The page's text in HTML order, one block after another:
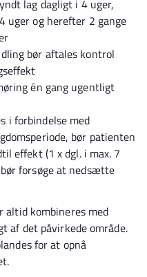
lag dagligt i 4 uger,
uger og herefter 2 gange
bør aftales kontrol
én gang ugentligt
i forbindelse med
bør patienten
effekt (1 x dgl. i max. 7
forsøge at nedsætte
altid kombineres med
af det påvirkede område.
for at opnå